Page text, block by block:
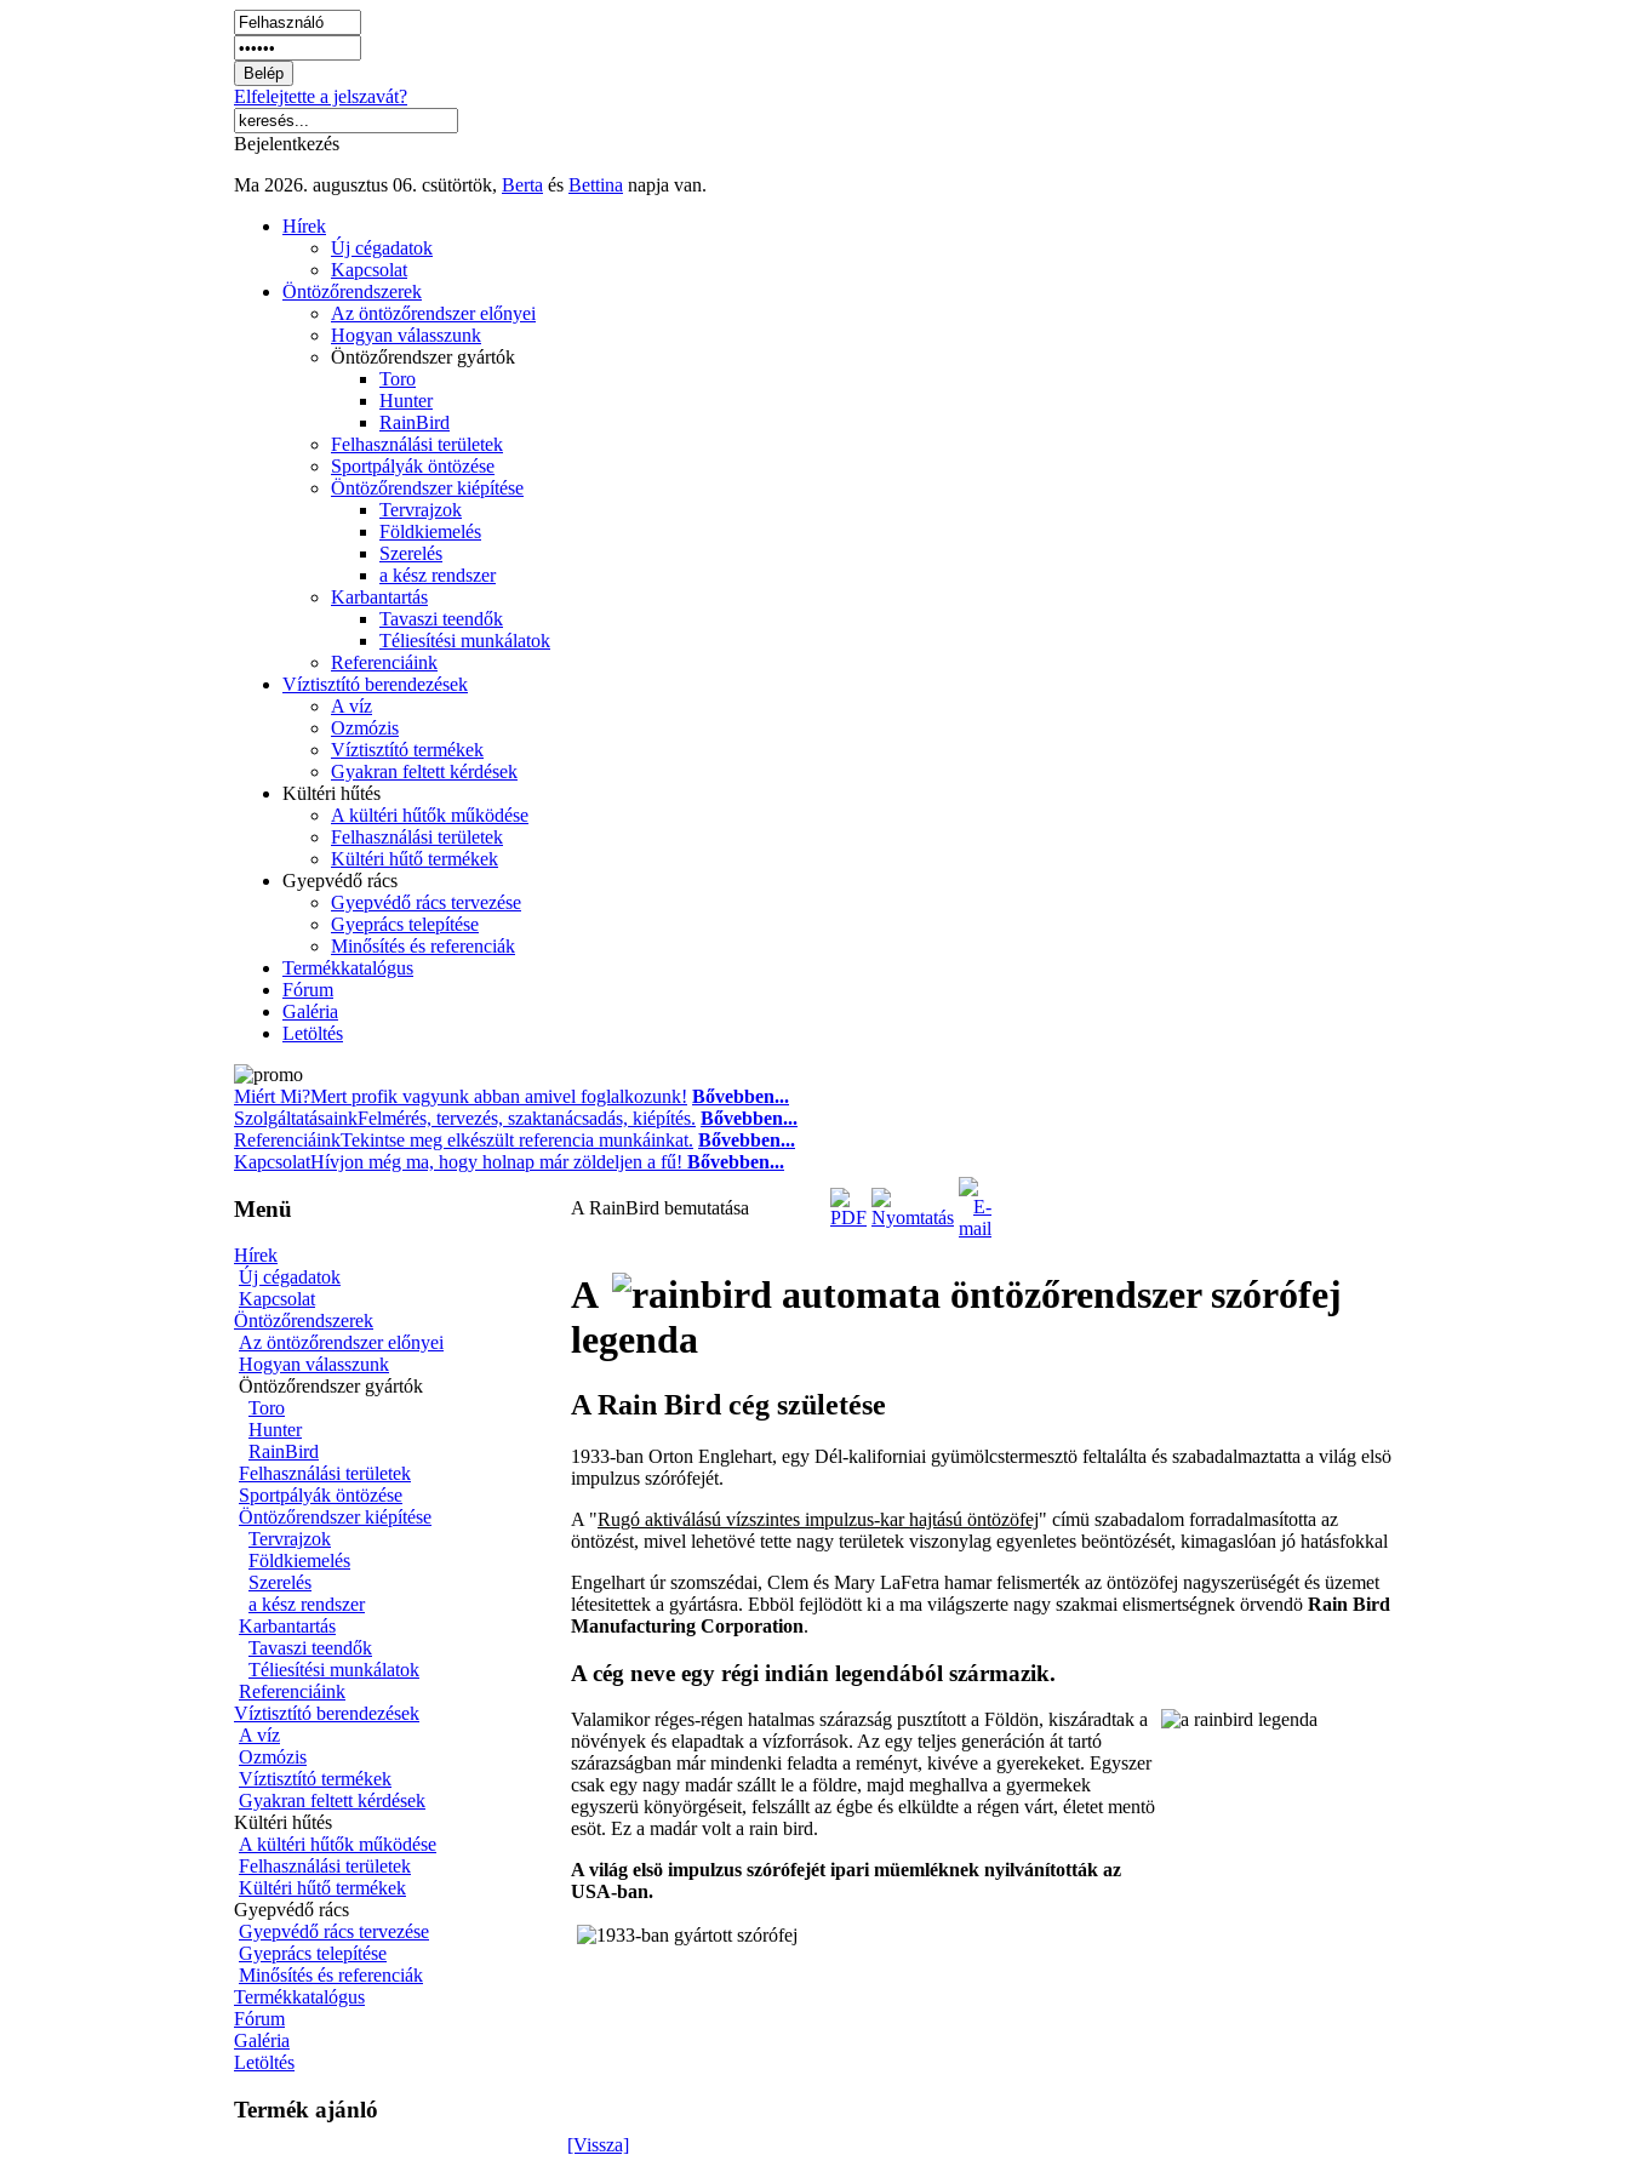
Elfelejtette a jelszavát?
Bejelentkezés
Ma 2026. augusztus 06. csütörtök, Berta és Bettina napja van.
Hírek
Új cégadatok
Kapcsolat
Öntözőrendszerek
Az öntözőrendszer előnyei
Hogyan válasszunk
Öntözőrendszer gyártók
Toro
Hunter
RainBird
Felhasználási területek
Sportpályák öntözése
Öntözőrendszer kiépítése
Tervrajzok
Földkiemelés
Szerelés
a kész rendszer
Karbantartás
Tavaszi teendők
Téliesítési munkálatok
Referenciáink
Víztisztító berendezések
A víz
Ozmózis
Víztisztító termékek
Gyakran feltett kérdések
Kültéri hűtés
A kültéri hűtők működése
Felhasználási területek
Kültéri hűtő termékek
Gyepvédő rács
Gyepvédő rács tervezése
Gyeprács telepítése
Minősítés és referenciák
Termékkatalógus
Fórum
Galéria
Letöltés
Miért Mi?Mert profik vagyunk abban amivel foglalkozunk! Bővebben...
SzolgáltatásainkFelmérés, tervezés, szaktanácsadás, kiépítés. Bővebben...
ReferenciáinkTekintse meg elkészült referencia munkáinkat. Bővebben...
KapcsolatHívjon még ma, hogy holnap már zöldeljen a fű! Bővebben...
Menü
Hírek
Új cégadatok
Kapcsolat
Öntözőrendszerek
Az öntözőrendszer előnyei
Hogyan válasszunk
Öntözőrendszer gyártók
Toro
Hunter
RainBird
Felhasználási területek
Sportpályák öntözése
Öntözőrendszer kiépítése
Tervrajzok
Földkiemelés
Szerelés
a kész rendszer
Karbantartás
Tavaszi teendők
Téliesítési munkálatok
Referenciáink
Víztisztító berendezések
A víz
Ozmózis
Víztisztító termékek
Gyakran feltett kérdések
Kültéri hűtés
A kültéri hűtők működése
Felhasználási területek
Kültéri hűtő termékek
Gyepvédő rács
Gyepvédő rács tervezése
Gyeprács telepítése
Minősítés és referenciák
Termékkatalógus
Fórum
Galéria
Letöltés
Termék ajánló
A RainBird bemutatása
A
legenda
A Rain Bird cég születése
1933-ban Orton Englehart, egy Dél-kaliforniai gyümölcstermesztö feltalálta és szabadalmaztatta a világ elsö
impulzus szórófejét.
A "Rugó aktiválású vízszintes impulzus-kar hajtású öntözöfej" címü szabadalom forradalmasította az
öntözést, mivel lehetövé tette nagy területek viszonylag egyenletes beöntözését, kimagaslóan jó hatásfokkal
Engelhart úr szomszédai, Clem és Mary LaFetra hamar felismerték az öntözöfej nagyszerüségét és üzemet
létesitettek a gyártásra. Ebböl fejlödött ki a ma világszerte nagy szakmai elismertségnek örvendö Rain Bird
Manufacturing Corporation.
A cég neve egy régi indián legendából származik.
Valamikor réges-régen hatalmas szárazság pusztított a Földön, kiszáradtak a
növények és elapadtak a vízforrások. Az egy teljes generáción át tartó
szárazságban már mindenki feladta a reményt, kivéve a gyerekeket. Egyszer
csak egy nagy madár szállt le a földre, majd meghallva a gyermekek
egyszerü könyörgéseit, felszállt az égbe és elküldte a régen várt, életet mentö
esöt. Ez a madár volt a rain bird.
A világ elsö impulzus szórófejét ipari müemléknek nyilvánították az
USA-ban.
[Vissza]